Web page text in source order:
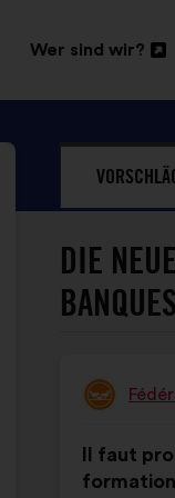
Wer sind wir?
Reiter
öffnenDIE
Vorschlag
des
Vorschlags:
Il faut
folgender
Aufteilung: